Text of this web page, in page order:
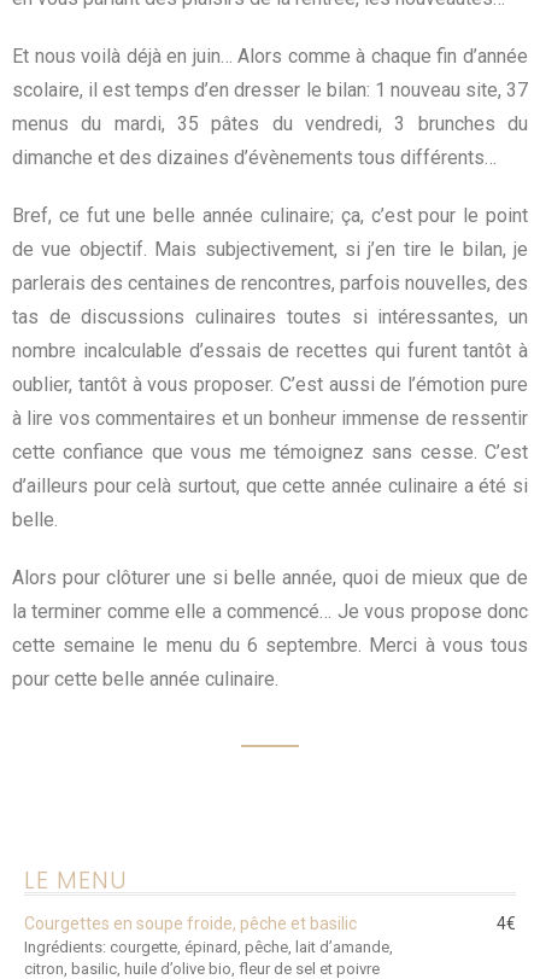
Et nous voilà déjà en juin… Alors comme à chaque fin d’année
scolaire, il est temps d’en dresser le bilan: 1 nouveau site, 37
menus du mardi, 35 pâtes du vendredi, 3 brunches du
dimanche et des dizaines d’évènements tous différents…
Bref, ce fut une belle année culinaire; ça, c’est pour le point
de vue objectif. Mais subjectivement, si j’en tire le bilan, je
parlerais des centaines de rencontres, parfois nouvelles, des
tas de discussions culinaires toutes si intéressantes, un
nombre incalculable d’essais de recettes qui furent tantôt à
oublier, tantôt à vous proposer. C’est aussi de l’émotion pure
à lire vos commentaires et un bonheur immense de ressentir
cette confiance que vous me témoignez sans cesse. C’est
d’ailleurs pour celà surtout, que cette année culinaire a été si
belle.
Alors pour clôturer une si belle année, quoi de mieux que de
la terminer comme elle a commencé… Je vous propose donc
cette semaine le menu du 6 septembre. Merci à vous tous
pour cette belle année culinaire.
LE MENU
Courgettes en soupe froide, pêche et basilic
Ingrédients: courgette, épinard, pêche, lait d’amande,
citron, basilic, huile d’olive bio, fleur de sel et poivre
4€